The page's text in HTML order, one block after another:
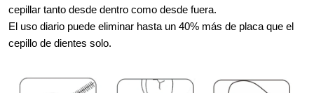
cepillar tanto desde dentro como desde fuera.
El uso diario puede eliminar hasta un 40% más de placa que el
cepillo de dientes solo.